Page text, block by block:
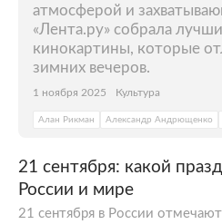
атмосферой и
«Лента.ру» собрала
кинокартины, которые
зимних вечеров.
1 ноября 2025 Культура
Алан Рикман Александр Андрющенко
21 сентября: какой
России и мире
21 сентября в России